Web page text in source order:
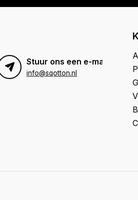
Stuur ons een e-mail
info@sqotton.nl